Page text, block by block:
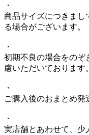
・
商品サイズにつきまし
る場合がございます。
・
初期不良の場合をのぞ
慮いただいております。
・
ご購入後のおまとめ発
・
実店舗とあわせて、少